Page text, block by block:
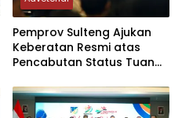
Pemprov Sulteng Ajukan
Keberatan Resmi atas
Pencabutan Status Tuan
2027